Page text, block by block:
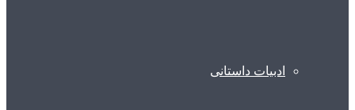
ادبیات داستانی